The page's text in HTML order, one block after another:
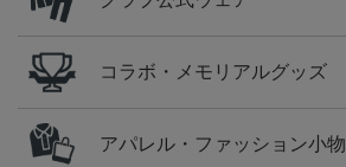
コラボ・メモリアルグッズ
アパレル・ファッション小物